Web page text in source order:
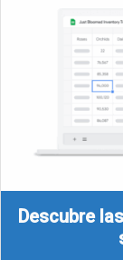
Descubre